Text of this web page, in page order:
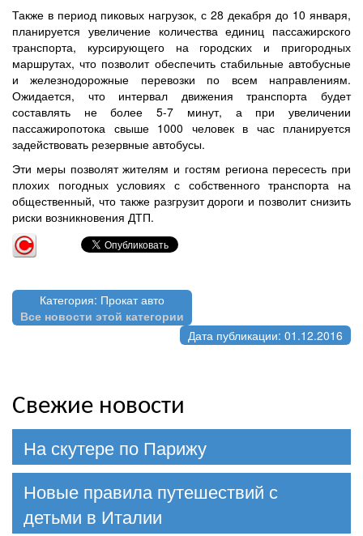
Также в период пиковых нагрузок, с 28 декабря до 10 января,
планируется увеличение количества единиц пассажирского
транспорта, курсирующего на городских и пригородных
маршрутах, что позволит обеспечить стабильные автобусные
и железнодорожные перевозки по всем направлениям.
Ожидается, что интервал движения транспорта будет
составлять не более 5-7 минут, а при увеличении
пассажиропотока свыше 1000 человек в час планируется
задействовать резервные автобусы.
Эти меры позволят жителям и гостям региона пересесть при
плохих погодных условиях с собственного транспорта на
общественный, что также разгрузит дороги и позволит снизить
риски возникновения ДТП.
Категория: Прокат авто
Все новости этой категории
Дата публикации: 01.12.2016
Свежие новости
На скутере по Парижу
Новые правила путешествий с
детьми в Италии